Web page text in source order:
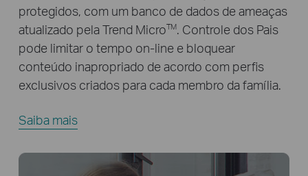
protegidos, com um banco de dados de ameaças
atualizado pela Trend MicroTM. Controle dos Pais
pode limitar o tempo on-line e bloquear
conteúdo inapropriado de acordo com perfis
exclusivos criados para cada membro da família.
Saiba mais